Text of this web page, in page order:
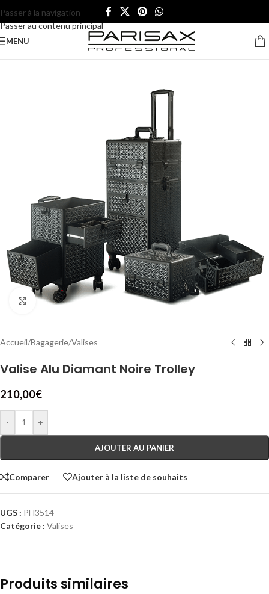
Passer à la navigation
Passer au contenu principal
MENU
Cliquez pour agrandir
Accueil/Bagagerie/Valises
Valise Alu Diamant Noire Trolley
210,00€
- +
AJOUTER AU PANIER
Comparer Ajouter à la liste de souhaits
UGS : PH3514
Catégorie : Valises
Produits similaires